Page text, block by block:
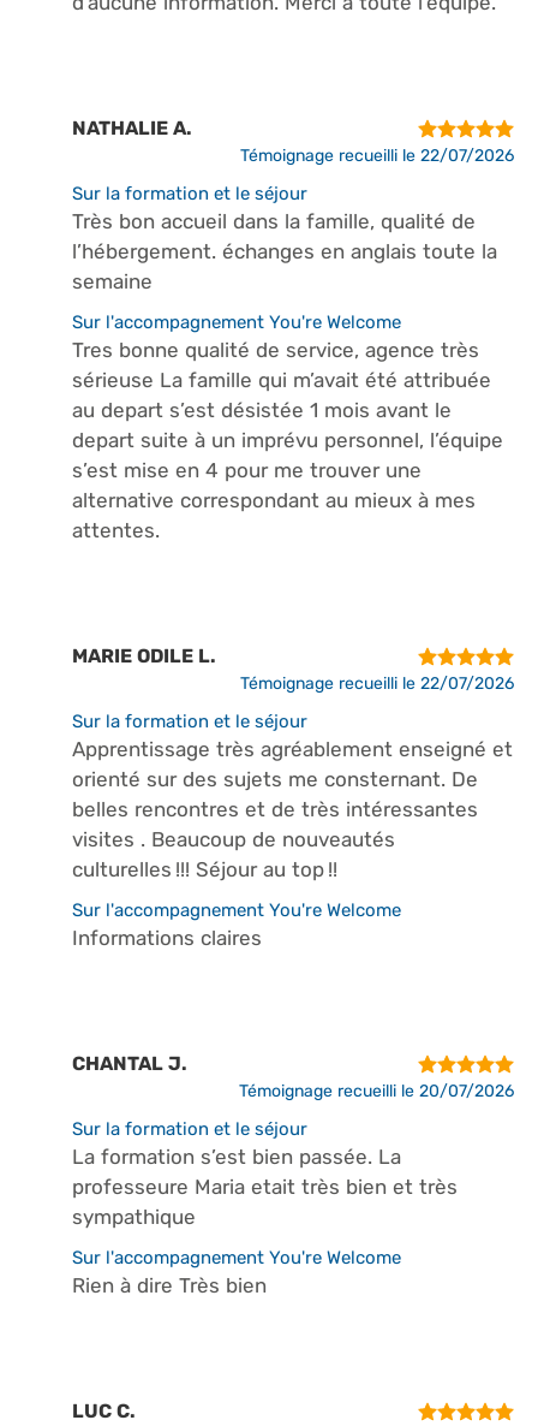
NATHALIE A.
Témoignage recueilli le 22/07/2026
Sur la formation et le séjour
Très bon accueil dans la famille, qualité de
l’hébergement. échanges en anglais toute la
semaine
Sur l'accompagnement You're Welcome
Tres bonne qualité de service, agence très
sérieuse La famille qui m’avait été attribuée
au depart s’est désistée 1 mois avant le
depart suite à un imprévu personnel, l’équipe
s’est mise en 4 pour me trouver une
alternative correspondant au mieux à mes
attentes.
MARIE ODILE L.
Témoignage recueilli le 22/07/2026
Sur la formation et le séjour
Apprentissage très agréablement enseigné et
orienté sur des sujets me consternant. De
belles rencontres et de très intéressantes
visites . Beaucoup de nouveautés
culturelles !!! Séjour au top !!
Sur l'accompagnement You're Welcome
Informations claires
CHANTAL J.
Témoignage recueilli le 20/07/2026
Sur la formation et le séjour
La formation s’est bien passée. La
professeure Maria etait très bien et très
sympathique
Sur l'accompagnement You're Welcome
Rien à dire Très bien
LUC C.